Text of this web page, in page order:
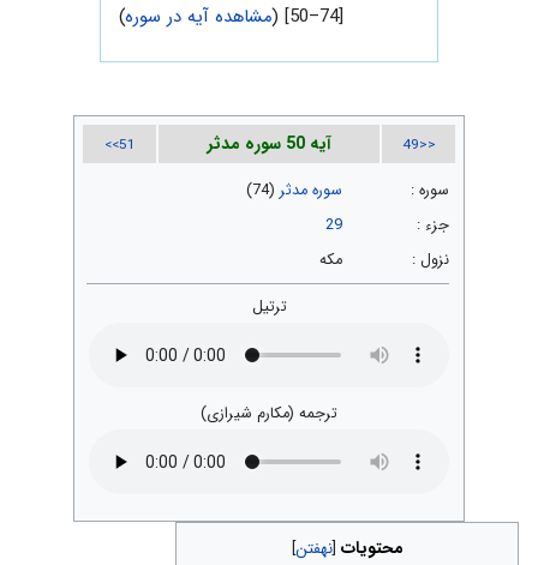
[74–50] ( مشاهده آیه در سوره)
<<49 آیه 50 سوره مدثر 51>>
سوره : سوره مدثر (74)
جزء :
29
نزول :
مکه
ترتیل
ترجمه (مکارم شیرازی)
محتویات